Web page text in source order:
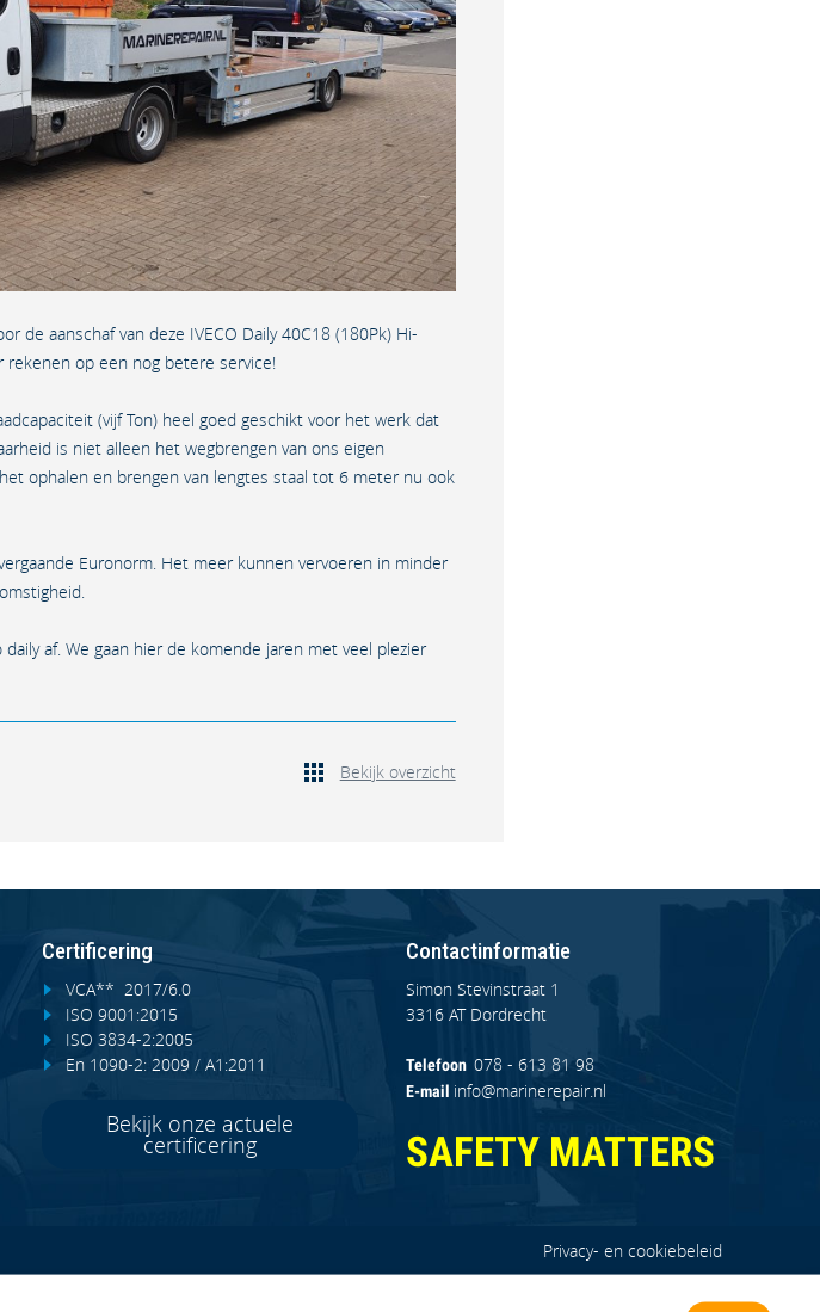
de aanschaf van deze IVECO Daily 40C18 (180Pk) Hi-
rekenen op een nog betere service!
(vijf Ton) heel goed geschikt voor het werk dat
is niet alleen het wegbrengen van ons eigen
ophalen en brengen van lengtes staal tot 6 meter nu ook
Euronorm. Het meer kunnen vervoeren in minder
af. We gaan hier de komende jaren met veel plezier
Bekijk overzicht
Certificering
VCA** 2017/6.0
ISO 9001:2015
ISO 3834-2:2005
En 1090-2: 2009 / A1:2011
Bekijk onze actuele
certificering
Contactinformatie
Simon Stevinstraat 1
3316 AT Dordrecht
Telefoon 078 - 613 81 98
E-mail info@marinerepair.nl
SAFETY MATTERS
Privacy- en cookiebeleid